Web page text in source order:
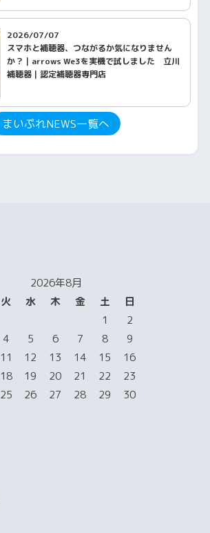
2026/07/07
スマホと補聴器、つながるか気になりません
か？｜arrows We3を実機で試しました 立川
補聴器｜認定補聴器専門店
まいぷれNEWS一覧へ
2026年8月
火 水 木 金 土
日
1
2
4 5 6 7 8
9
11 12 13 14 15
16
18 19 20 21 22
23
25 26 27 28 29
30